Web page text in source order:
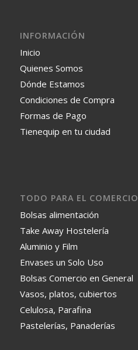
INFORMACIÓN
Inicio
Quienes Somos
Dónde Estamos
Condiciones de Compra
Formas de Pago
Tienequip en tu ciudad
TODO PARA EL COMERCIO
Bolsas alimentación
Take Away Hostelería
Aluminio y Film
Envases un Solo Uso
Bolsas Comercio en General
Vasos, platos, cubiertos
Celulosa, Parafina
Pastelerías, Panaderías